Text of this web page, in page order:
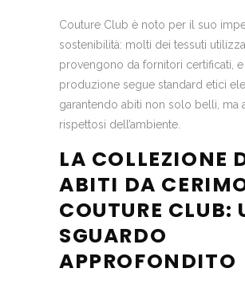
Couture Club è noto per il suo
sostenibilità: molti dei tessuti
provengono da fornitori certificati, e
produzione segue standard etici
garantendo abiti non solo belli, ma
rispettosi dell’ambiente.
LA COLLEZIONE
ABITI DA
COUTURE CLUB:
SGUARDO
APPROFONDITO